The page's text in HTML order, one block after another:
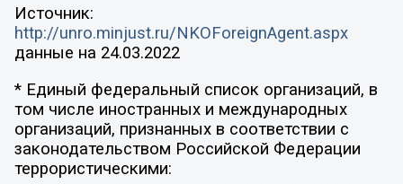
Источник:
http://unro.minjust.ru/NKOForeignAgent.aspx
данные на 24.03.2022
* Единый федеральный список организаций, в
том числе иностранных и международных
организаций, признанных в соответствии с
законодательством Российской Федерации
террористическими: